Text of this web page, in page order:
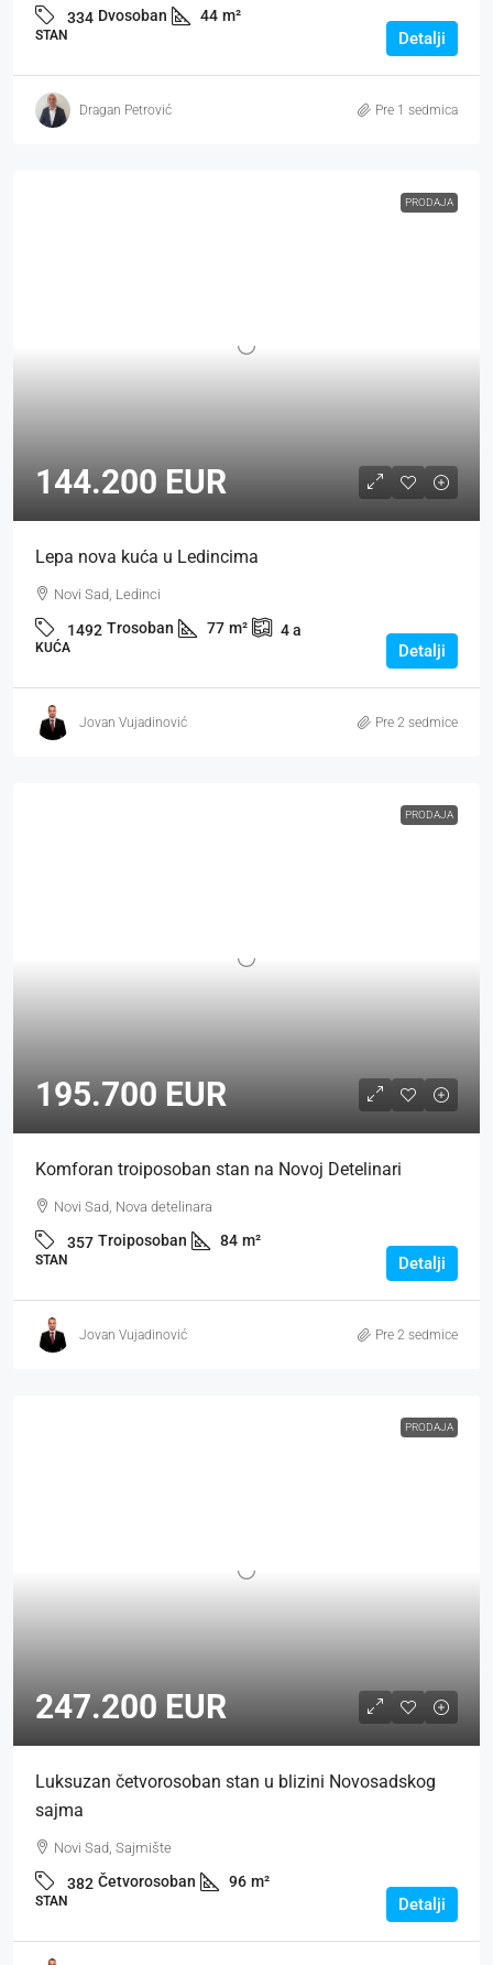
334 Dvosoban 44 m²
STAN Detalji
Dragan Petrović Pre 1 sedmica
PRODAJA
144.200 EUR
Lepa nova kuća u Ledincima
Novi Sad, Ledinci
1492 Trosoban 77 m² 4a
KUĆA Detalji
Jovan Vujadinović Pre 2 sedmice
PRODAJA
195.700 EUR
Komforan troiposoban stan na Novoj Detelinari
Novi Sad, Nova detelinara
357 Troiposoban 84 m²
STAN Detalji
Jovan Vujadinović Pre 2 sedmice
PRODAJA
247.200 EUR
Luksuzan četvorosoban stan u blizini Novosadskog
sajma
Novi Sad, Sajmište
382 Četvorosoban 96 m²
STAN Detalji